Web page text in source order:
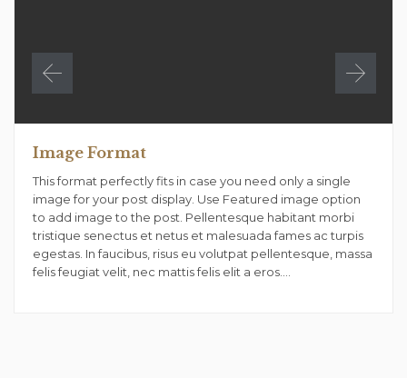
Image Format
This format perfectly fits in case you need only a single
image for your post display. Use Featured image option
to add image to the post. Pellentesque habitant morbi
tristique senectus et netus et malesuada fames ac turpis
egestas. In faucibus, risus eu volutpat pellentesque, massa
felis feugiat velit, nec mattis felis elit a eros….